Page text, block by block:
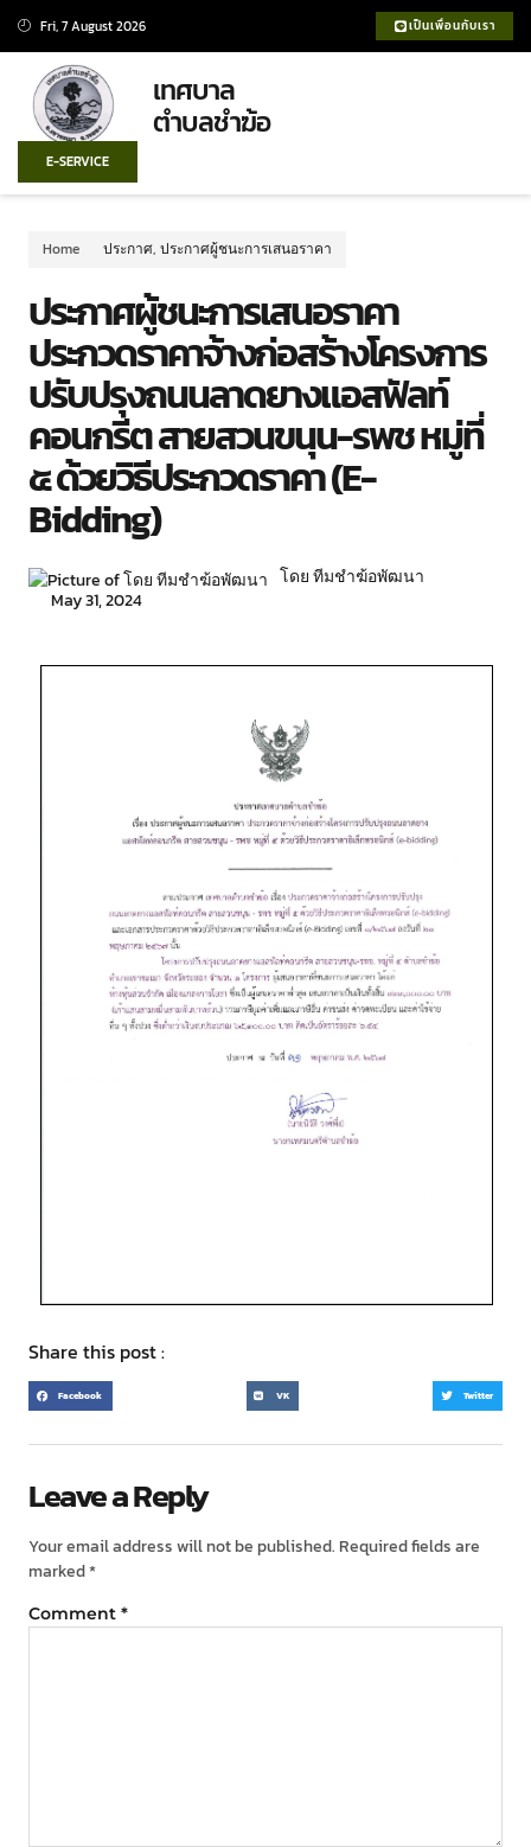
Fri, 7 August 2026 เป็นเพื่อนกับเรา
เทศบาล
ตำบลชำฆ้อ
E-SERVICE
Home ประกาศ, ประกาศผู้ชนะการเสนอราคา
ประกาศผู้ชนะการเสนอราคา
ประกวดราคาจ้างก่อสร้างโครงการ
ปรับปรุงถนนลาดยางแอสฟัลท์
คอนกรีต สายสวนขนุน-รพช หมู่ที่
๕ ด้วยวิธีประกวดราคา (e-
Bidding)
โดย ทีมชำฆ้อพัฒนา
May 31, 2024
Share this post :
Facebook VK Twitter
Leave a Reply
Your email address will not be published. Required fields are
marked*
Comment *